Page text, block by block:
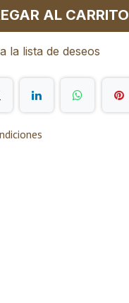
AL CARRITO
la lista de deseos